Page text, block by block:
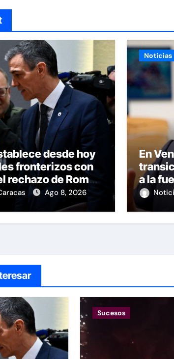
desde hoy
fronterizos con
rechazo de Roma a
Ago 8, 2026
Noticias
En
a la
Sucesos